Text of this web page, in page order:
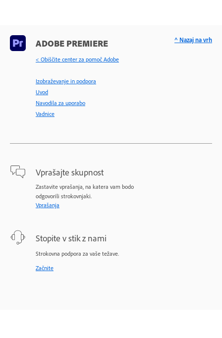
ADOBE PREMIERE
< Obiščite center za pomoč Adobe
Izobraževanje in podpora
Uvod
Navodila za uporabo
Vadnice
Vprašajte skupnost
Zastavite vprašanja, na katera vam bodo
odgovorili strokovnjaki.
Vprašanja
Stopite v stik z nami
Strokovna podpora za vaše težave.
Začnite
^ Nazaj na vrh